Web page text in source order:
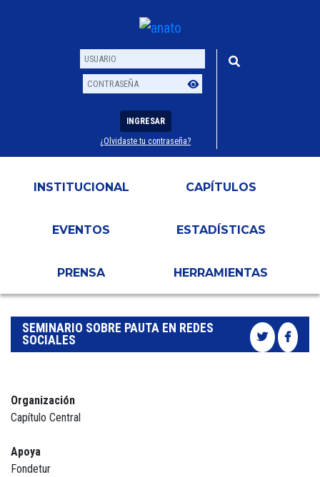
Usuario
Contraseña
INGRESAR
¿Olvidaste tu contraseña?
INSTITUCIONAL CAPÍTULOS
EVENTOS ESTADÍSTICAS
PRENSA HERRAMIENTAS
SEMINARIO SOBRE PAUTA EN REDES
SOCIALES
Organización
Capítulo Central
Apoya
Fondetur